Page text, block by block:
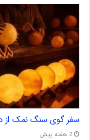
سفر گوی سنگ نمک از
2 هفته پیش